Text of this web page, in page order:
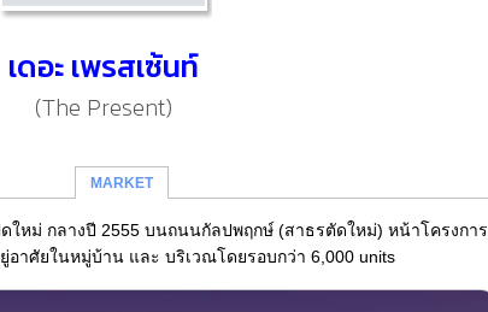
เดอะ เพรสเซ้นท์
(The Present)
MARKET
ดใหม่ กลางปี 2555 บนถนนกัลปพฤกษ์ (สาธรตัดใหม่) หน้าโครงการ
อาศัยในหมู่บ้าน และ บริเวณโดยรอบกว่า 6,000 units